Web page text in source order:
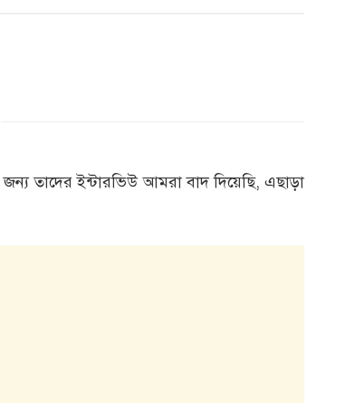
তাদের ইন্টারভিউ আমরা বাদ দিয়েছি, এছাড়া